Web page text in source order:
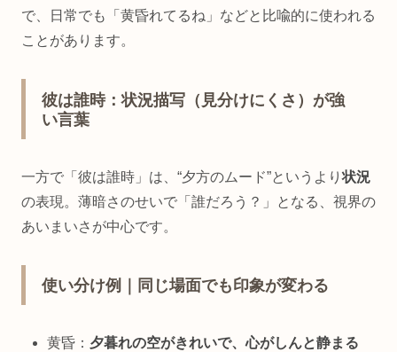
で、日常でも「黄昏れてるね」などと比喩的に使われる
ことがあります。
彼は誰時：状況描写（見分けにくさ）が強
い言葉
一方で「彼は誰時」は、“夕方のムード”というより状況
の表現。薄暗さのせいで「誰だろう？」となる、視界の
あいまいさが中心です。
使い分け例｜同じ場面でも印象が変わる
黄昏： 夕暮れの空がきれいで、心がしんと静まる